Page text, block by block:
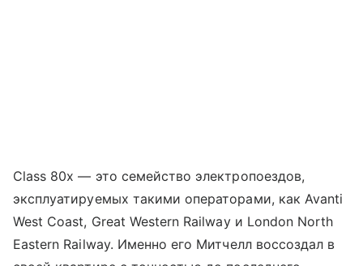
Class 80x — это семейство электропоездов,
эксплуатируемых такими операторами, как Avanti
West Coast, Great Western Railway и London North
Eastern Railway. Именно его Митчелл воссоздал в